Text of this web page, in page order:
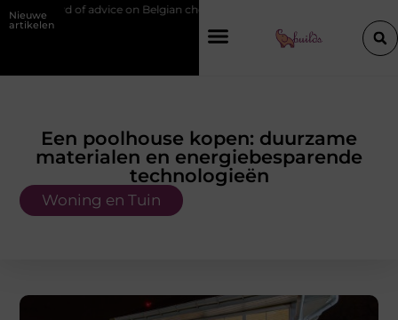
Nieuwe
artikelen
on Belgian chef training and education
Een poolhouse kopen: duurzame
materialen en energiebesparende
technologieën
Woning en Tuin